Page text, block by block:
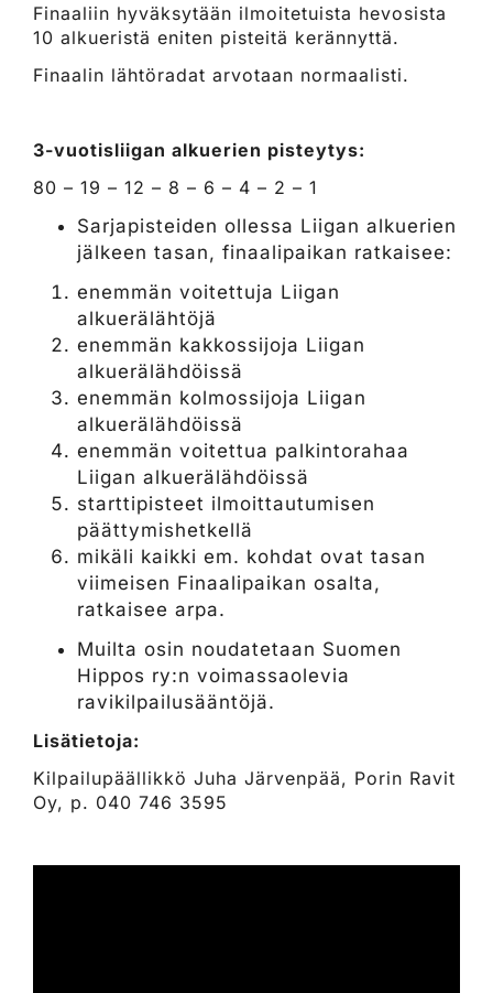
Finaaliin hyväksytään ilmoitetuista hevosista
10 alkueristä eniten pisteitä kerännyttä.
Finaalin lähtöradat arvotaan normaalisti.
3-vuotisliigan alkuerien pisteytys:
80 – 19 – 12 – 8 – 6 – 4 – 2 – 1
Sarjapisteiden ollessa Liigan alkuerien
jälkeen tasan, finaalipaikan ratkaisee:
enemmän voitettuja Liigan
alkuerälähtöjä
enemmän kakkossijoja Liigan
alkuerälähdöissä
enemmän kolmossijoja Liigan
alkuerälähdöissä
enemmän voitettua palkintorahaa
Liigan alkuerälähdöissä
starttipisteet ilmoittautumisen
päättymishetkellä
mikäli kaikki em. kohdat ovat tasan
viimeisen Finaalipaikan osalta,
ratkaisee arpa.
Muilta osin noudatetaan Suomen
Hippos ry:n voimassaolevia
ravikilpailusääntöjä.
Lisätietoja:
Kilpailupäällikkö Juha Järvenpää, Porin Ravit
Oy, p. 040 746 3595